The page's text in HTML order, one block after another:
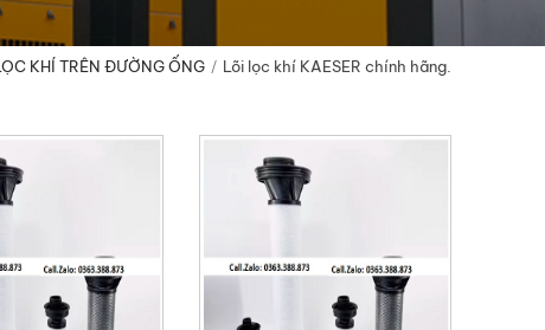
KHÍ TRÊN ĐƯỜNG ỐNG Lõi lọc khí KAESER chính hãng.